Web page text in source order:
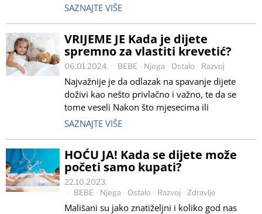
SAZNAJTE VIŠE
VRIJEME JE Kada je dijete
spremno za vlastiti krevetić?
06.01.2024. BEBE · Njega · Ostalo · Razvoj
Najvažnije je da odlazak na spavanje dijete
doživi kao nešto privlačno i važno, te da se
tome veseli Nakon što mjesecima ili
SAZNAJTE VIŠE
HOĆU JA! Kada se dijete može
početi samo kupati?
22.10.2023.
BEBE · Njega · Ostalo · Razvoj · Zdravlje
Mališani su jako znatiželjni i koliko god nas